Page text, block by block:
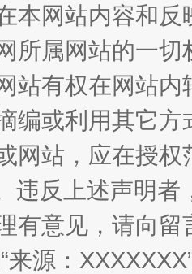
县开幕 规模
本网站内容和
所属网站的一
站有权在网站
编或利用其它
网站，应在授
违反上述声明
有意见，请向
来源：